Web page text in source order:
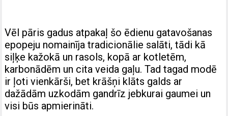
Vēl pāris gadus atpakaļ šo ēdienu gatavošanas
epopeju nomainīja tradicionālie salāti, tādi kā
siļķe kažokā un rasols, kopā ar kotletēm,
karbonādēm un cita veida gaļu. Tad tagad modē
ir ļoti vienkārši, bet krāšņi klāts galds ar
dažādām uzkodām gandrīz jebkurai gaumei un
visi būs apmierināti.